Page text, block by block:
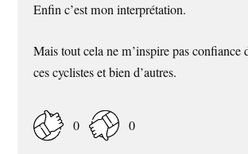
Enfin c’est mon interprétation.
Mais tout cela ne m’inspire pas confiance
ces cyclistes et bien d’autres.
0 0